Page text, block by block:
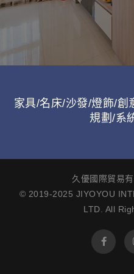
家具/名床/沙發/燈飾/創
規劃/系
久優國際貿易
© 2019-2025 JIYOYOU
LTD. All